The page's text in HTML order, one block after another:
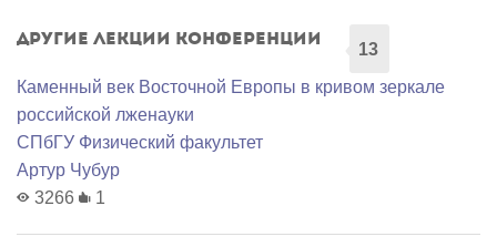
Другие лекции конференции
13
Каменный век Восточной Европы в кривом зеркале
российской лженауки
СПбГУ Физический факультет
Артур Чубур
3266
1